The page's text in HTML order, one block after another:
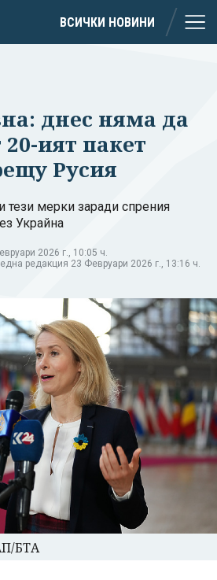
ВСИЧКИ НОВИНИ
днес няма да
ият пакет
Русия
тези мерки заради спрения
Украйна
2026 г., 10:05 ч.
редакция 23 Февруари 2026 г., 13:16 ч.
БТА